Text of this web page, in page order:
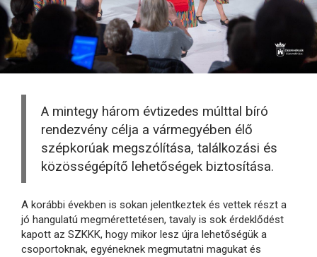
A mintegy három évtizedes múlttal bíró
rendezvény célja a vármegyében élő
szépkorúak megszólítása, találkozási és
közösségépítő lehetőségek biztosítása.
A korábbi években is sokan jelentkeztek és vettek részt a
jó hangulatú megmérettetésen, tavaly is sok érdeklődést
kapott az SZKKK, hogy mikor lesz újra lehetőségük a
csoportoknak, egyéneknek megmutatni magukat és